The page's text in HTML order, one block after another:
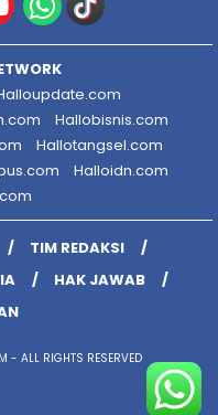
Hallobisnis.com
Hallotangsel.com
Halloidn.com
TIM REDAKSI
HAK JAWAB
- ALL RIGHTS RESERVED